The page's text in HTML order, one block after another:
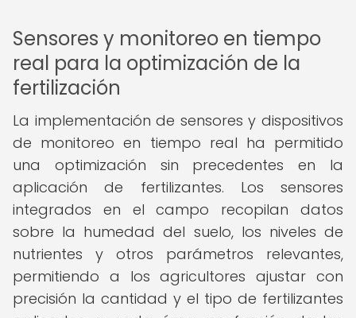
Sensores y monitoreo en tiempo
real para la optimización de la
fertilización
La implementación de sensores y dispositivos
de monitoreo en tiempo real ha permitido
una optimización sin precedentes en la
aplicación de fertilizantes. Los sensores
integrados en el campo recopilan datos
sobre la humedad del suelo, los niveles de
nutrientes y otros parámetros relevantes,
permitiendo a los agricultores ajustar con
precisión la cantidad y el tipo de fertilizantes